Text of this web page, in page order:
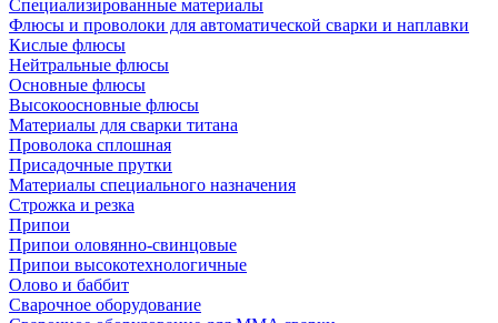
Специализированные материалы
Флюсы и проволоки для автоматической сварки и наплавки
Кислые флюсы
Нейтральные флюсы
Основные флюсы
Высокоосновные флюсы
Материалы для сварки титана
Проволока сплошная
Присадочные прутки
Материалы специального назначения
Строжка и резка
Припои
Припои оловянно-свинцовые
Припои высокотехнологичные
Олово и баббит
Сварочное оборудование